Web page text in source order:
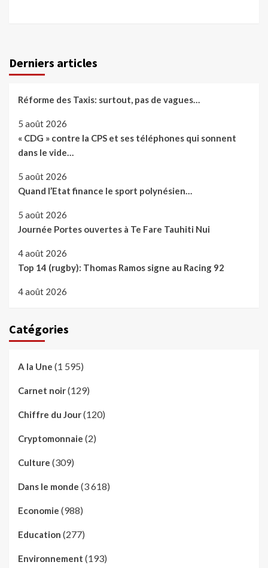
Derniers articles
Réforme des Taxis: surtout, pas de vagues…
5 août 2026
« CDG » contre la CPS et ses téléphones qui sonnent
dans le vide…
5 août 2026
Quand l’Etat finance le sport polynésien…
5 août 2026
Journée Portes ouvertes à Te Fare Tauhiti Nui
4 août 2026
Top 14 (rugby): Thomas Ramos signe au Racing 92
4 août 2026
Catégories
A la Une (1 595)
Carnet noir(129)
Chiffre du Jour(120)
Cryptomonnaie (2)
Culture (309)
Dans le monde (3 618)
Economie (988)
Education (277)
Environnement (193)